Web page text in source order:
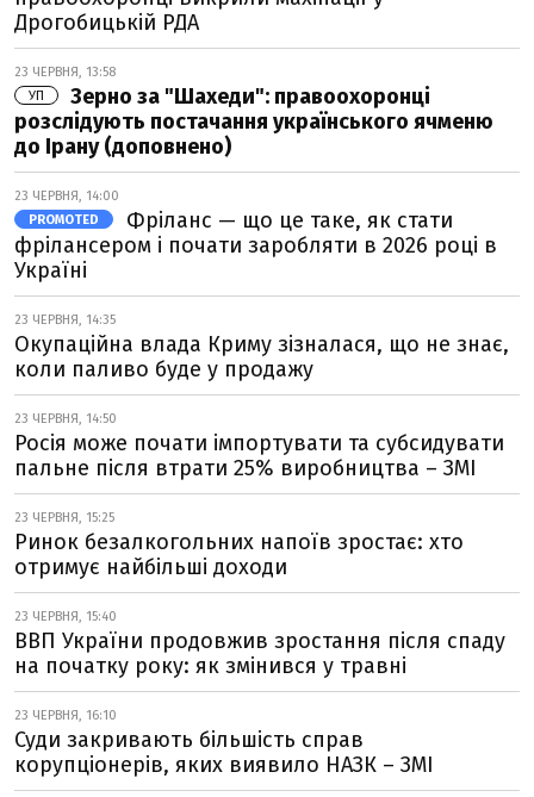
Дрогобицькій РДА
23 ЧЕРВНЯ, 13:58
УП
Зерно за "Шахеди": правоохоронці
розслідують постачання українського ячменю
до Ірану (доповнено)
23 ЧЕРВНЯ, 14:00
PROMOTED
Фріланс — що це таке, як стати
фрілансером і почати заробляти в 2026 році в
Україні
23 ЧЕРВНЯ, 14:35
Окупаційна влада Криму зізналася, що не знає,
коли паливо буде у продажу
23 ЧЕРВНЯ, 14:50
Росія може почати імпортувати та субсидувати
пальне після втрати 25% виробництва – ЗМІ
23 ЧЕРВНЯ, 15:25
Ринок безалкогольних напоїв зростає: хто
отримує найбільші доходи
23 ЧЕРВНЯ, 15:40
ВВП України продовжив зростання після спаду
на початку року: як змінився у травні
23 ЧЕРВНЯ, 16:10
Суди закривають більшість справ
корупціонерів, яких виявило НАЗК – ЗМІ